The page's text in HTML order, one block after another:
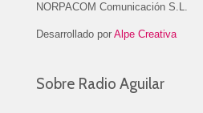
NORPACOM Comunicación S.L.
Desarrollado por Alpe Creativa
Sobre Radio Aguilar